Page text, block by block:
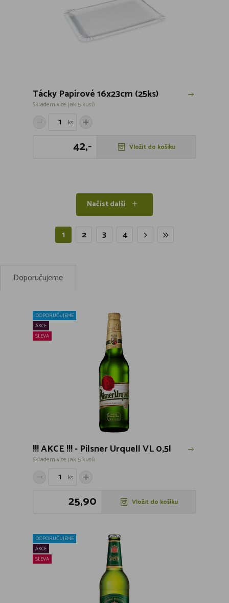
Tácky Papírové 16x23cm (25ks)
Skladem více jak 5 kusů
ks
42,- Vložit do košíku
Načíst další
1 2 3 4
Doporučujeme
DOPORUČUJEME
AKCE
SLEVA
!!! AKCE !!! - Pilsner Urquell VL 0,5l
Skladem více jak 5 kusů
ks
25,90 Vložit do košíku
DOPORUČUJEME
AKCE
SLEVA